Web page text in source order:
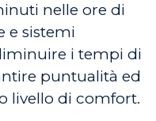
nelle ore di
e sistemi
i tempi di
puntualità ed
livello di comfort.